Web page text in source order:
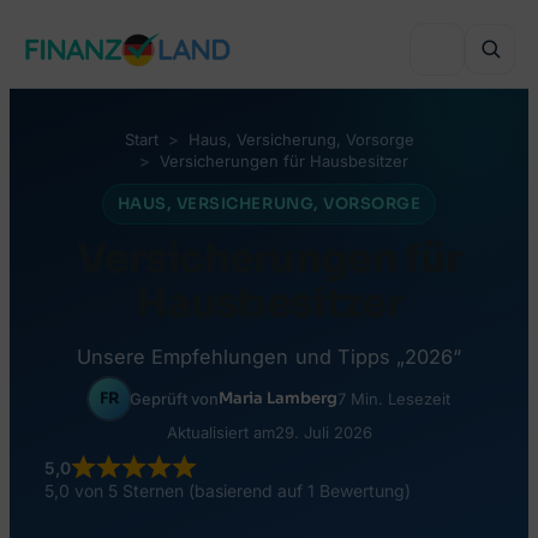
Inhalt
Minikredit
Kredit trotz SCHUFA
Peer-to-Peer Kredit
Haftpflicht
Krankenversicherung
Unfallversicherung
Berufshaftpflicht
Online-Depot
Robo-Advisor
Crowdinvesting
BELIEBTE THEMEN
Geld leihen in Deutschland
Start Haus, Versicherung, Vorsorge
Versicherungen für Hausbesitzer
HAUS, VERSICHERUNG, VORSORGE
Unsere Empfehlungen und Tipps „2026“
FR Geprüft vonMaria Lamberg7 Min. Lesezeit
Aktualisiert am29. Juli 2026
5,0
5,0 von 5 Sternen (basierend auf 1 Bewertung)